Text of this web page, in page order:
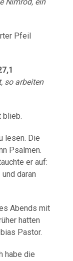
Pfeil
so arbeiten
blieb.
lesen. Die
Psalmen.
er auf:
daran
Abends mit
hatten
Pastor.
habe die